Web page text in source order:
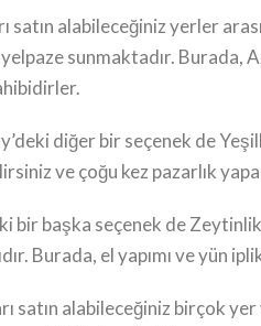
satın alabileceğiniz yerler
sunmaktadır. Burada,
diğer bir seçenek de
ve çoğu kez pazarlık
bir başka seçenek de
Burada, el yapımı ve yün
satın alabileceğiniz birçok